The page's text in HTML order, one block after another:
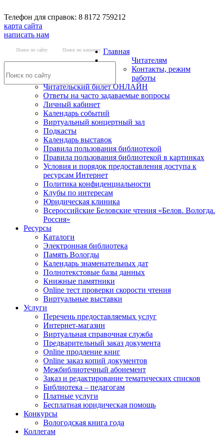
Телефон для справок: 8 8172 759212
карта сайта
написать нам
Поиск по сайту Поиск по каталогу Главная
Читателям
Контакты, режим
работы
Читательский билет ОНЛАЙН
Ответы на часто задаваемые вопросы
Личный кабинет
Календарь событий
Виртуальный концертный зал
Подкасты
Календарь выставок
Правила пользования библиотекой
Правила пользования библиотекой в картинках
Условия и порядок предоставления доступа к
ресурсам Интернет
Политика конфиденциальности
Клубы по интересам
Юридическая клиника
Всероссийские Беловские чтения «Белов. Вологда.
Россия»
Ресурсы
Каталоги
Электронная библиотека
Память Вологды
Календарь знаменательных дат
Полнотекстовые базы данных
Книжные памятники
Online тест проверки скорости чтения
Виртуальные выставки
Услуги
Перечень предоставляемых услуг
Интернет-магазин
Виртуальная справочная служба
Предварительный заказ документа
Online продление книг
Online заказ копий документов
Межбиблиотечный абонемент
Заказ и редактирование тематических списков
Библиотека – педагогам
Платные услуги
Бесплатная юридическая помощь
Конкурсы
Вологодская книга года
Коллегам